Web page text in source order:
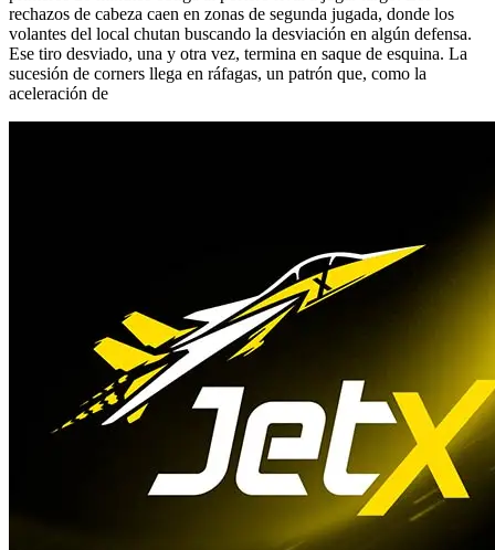
rechazos de cabeza caen en zonas de segunda jugada, donde los
volantes del local chutan buscando la desviación en algún defensa.
Ese tiro desviado, una y otra vez, termina en saque de esquina. La
sucesión de corners llega en ráfagas, un patrón que, como la
aceleración de